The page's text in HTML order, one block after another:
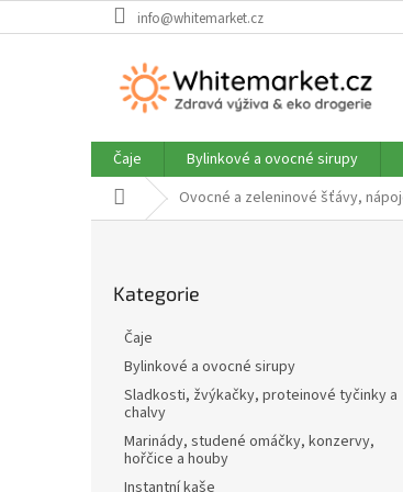
na
info@whitemarket.cz
Čaje Bylinkové a ovocné sirupy
Domů Ovocné a zeleninové šťávy,
kategorie
Kategorie
Čaje
Bylinkové a ovocné sirupy
Sladkosti, žvýkačky, proteinové tyčinky a
chalvy
Marinády, studené omáčky, konzervy,
hořčice a houby
Instantní kaše